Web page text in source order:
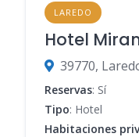
LAREDO
Hotel
39770,
Reservas: Sí
Tipo: Hotel
Habitaciones